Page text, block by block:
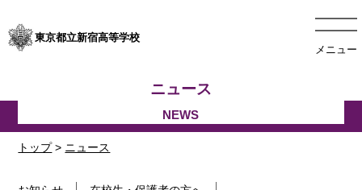
東京都立新宿高等学校
メニュー
トップ> ニュース
ニュース